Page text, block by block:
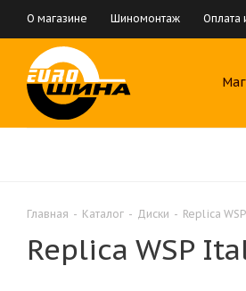
О магазине Шиномонтаж Оплата
Главная - Каталог - Диски - Replica
Replica WSP